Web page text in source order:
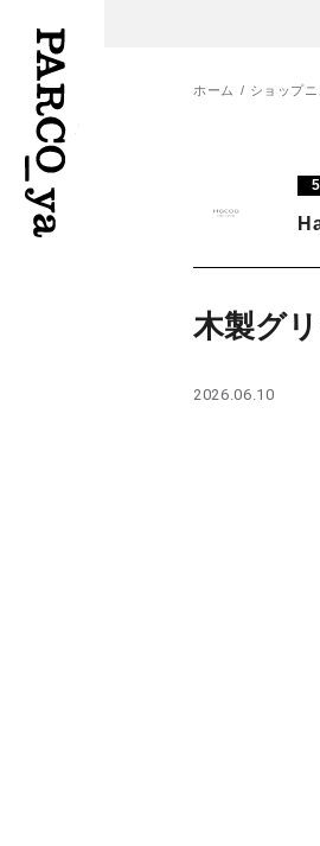
施設案内・アクセス
ホーム ショップニ
木製グ
2026.06.10